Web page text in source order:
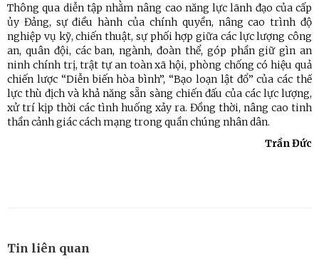
Thông qua diễn tập nhằm nâng cao năng lực lãnh đạo của cấp
ủy Đảng, sự điều hành của chính quyền, nâng cao trình độ
nghiệp vụ kỹ, chiến thuật, sự phối hợp giữa các lực lượng công
an, quân đội, các ban, ngành, đoàn thể, góp phần giữ gìn an
ninh chính trị, trật tự an toàn xã hội, phòng chống có hiệu quả
chiến lược “Diễn biến hòa bình”, “Bạo loạn lật đổ” của các thế
lực thù địch và khả năng sẵn sàng chiến đấu của các lực lượng,
xử trí kịp thời các tình huống xảy ra. Đồng thời, nâng cao tinh
thần cảnh giác cách mạng trong quần chúng nhân dân.
Trần Đức
Tin liên quan